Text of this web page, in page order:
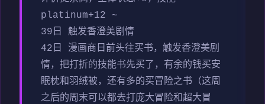
platinum+12 ~
39日 触发香澄美剧情
42日 漫画商日前头往买书，触发香澄美剧
情，把打折的技能书先买了，有余的钱买安
眠枕和羽绒被，还有多的买冒险之书（这周
之后的周末可以都去打庞大冒险和超大冒